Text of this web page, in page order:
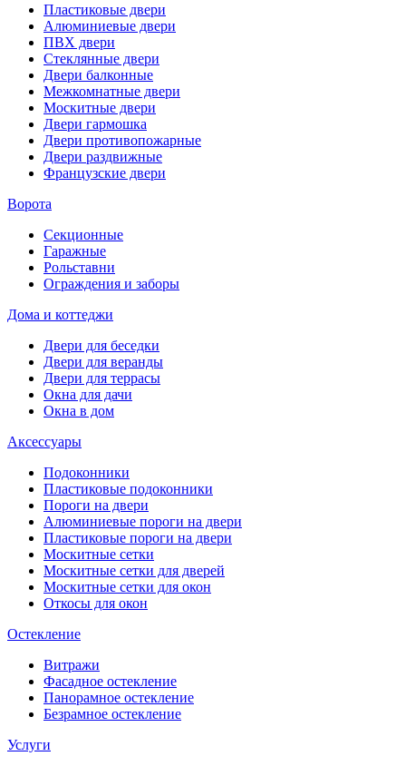
Пластиковые двери
Алюминиевые двери
ПВХ двери
Стеклянные двери
Двери балконные
Межкомнатные двери
Москитные двери
Двери гармошка
Двери противопожарные
Двери раздвижные
Французские двери
Ворота
Секционные
Гаражные
Рольставни
Ограждения и заборы
Дома и коттеджи
Двери для беседки
Двери для веранды
Двери для террасы
Окна для дачи
Окна в дом
Аксессуары
Подоконники
Пластиковые подоконники
Пороги на двери
Алюминиевые пороги на двери
Пластиковые пороги на двери
Москитные сетки
Москитные сетки для дверей
Москитные сетки для окон
Откосы для окон
Остекление
Витражи
Фасадное остекление
Панорамное остекление
Безрамное остекление
Услуги